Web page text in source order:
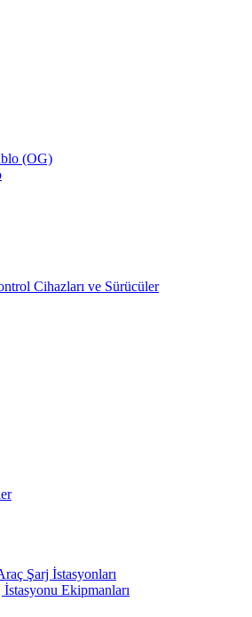
(OG)
Cihazları ve Sürücüler
Şarj İstasyonları
Ekipmanları